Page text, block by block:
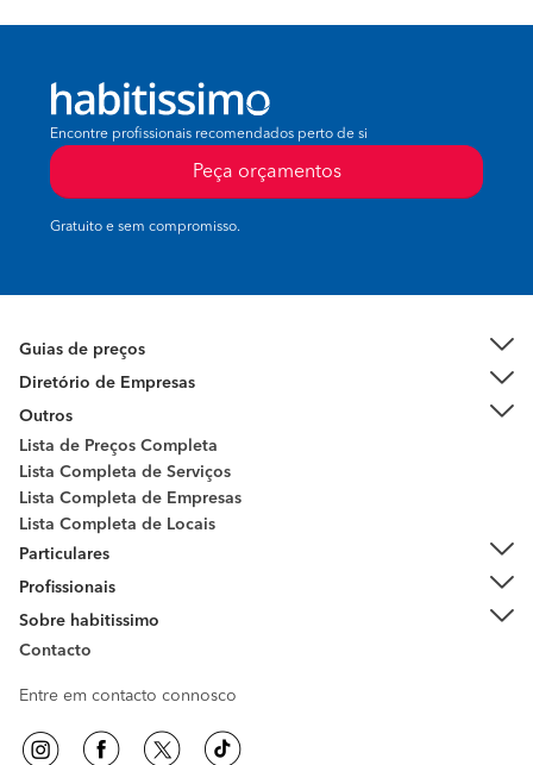
Encontre profissionais recomendados perto de si
Peça orçamentos
Gratuito e sem compromisso.
Guias de preços
Diretório de Empresas
Outros
Lista de Preços Completa
Lista Completa de Serviços
Lista Completa de Empresas
Lista Completa de Locais
Particulares
Profissionais
Sobre habitissimo
Contacto
Entre em contacto connosco